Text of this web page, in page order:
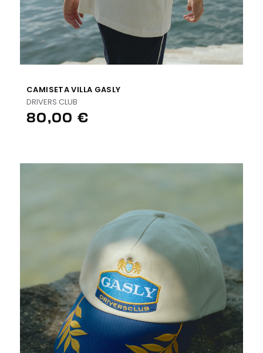
CAMISETA VILLA GASLY
DRIVERS CLUB
80,00 €